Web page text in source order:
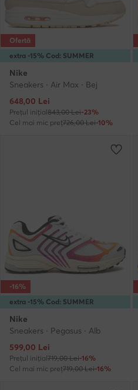
extra -15% Cod: SUMMER
Ofertă
Nike
Sneakers · Air Max · Bej
Prețul actual
648,00 Lei
Prețul inițial843,00 Lei-23%
Cel mai mic preț726,00 Lei-10%
extra -15% Cod: SUMMER
-16%
Nike
Sneakers · Pegasus · Alb
Prețul actual
599,00 Lei
Prețul inițial719,00 Lei-16%
Cel mai mic preț719,00 Lei-16%